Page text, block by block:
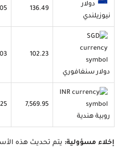
دولار
نيوزيلندي
136.49
دولار سنغافوري
102.23
روبية هندية
7,569.95
إخلاء مسؤولية: يتم تحديث هذه